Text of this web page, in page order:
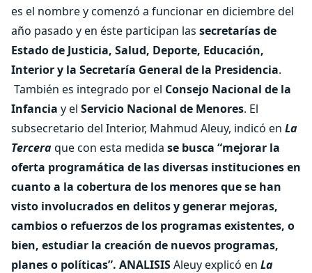
es el nombre y comenzó a funcionar en diciembre del
año pasado y en éste participan las secretarías de
Estado de Justicia, Salud, Deporte, Educación,
Interior y la Secretaría General de la Presidencia.
También es integrado por el Consejo Nacional de la
Infancia y el Servicio Nacional de Menores. El
subsecretario del Interior, Mahmud Aleuy, indicó en La
Terceraque con esta medida se busca “mejorar la
oferta programática de las diversas instituciones en
cuanto a la cobertura de los menores que se han
visto involucrados en delitos y generar mejoras,
cambios o refuerzos de los programas existentes, o
bien, estudiar la creación de nuevos programas,
planes o políticas”. ANALISISAleuy explicó en La